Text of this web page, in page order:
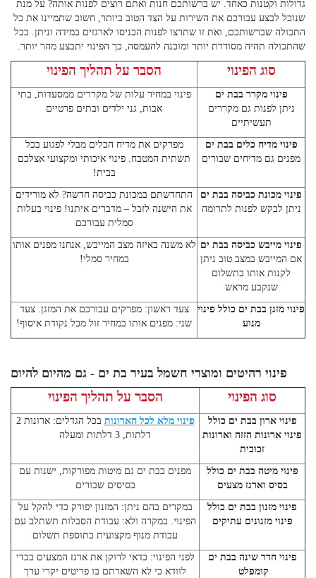
גדולות וקטנות כאחד. יש ברשותכם חנות ואתם רוצים לפנות אותה? על מנת
שנוכל לבצע עבורכם את השירות על הצד הטוב ביותר, חשוב שתמיינו את כל
התכולה שברשותכם, ואת זו שתרצו לפנות הכניסו לארגזים במידה וניתן. ככל
שהתכולה תהיה מסודרת יותר ומוכנה להעמסה, כך הפינוי יתבצע מהר יותר.
סוג הפינוי הסבר על תהליך הפינוי
פינוי מקרר בבת ים
ניתן לפנות גם מקררים
תעשיתיים
פינוי במחיר עלות של מקררים ממסעדות, בתי
אבות, גני ילדים ובתים פרטיים
פינוי מדיח כלים בבת ים
מפנים גם מדיחים שבורים
מפרקים את מדיח הכלים מבלי לפגוע בכל
תשתית המטבח. פינוי איכותי ומקצועי אצלכם
בבית!
פינוי מכונת כביסה בבת ים
ניתן לבקש לפנות לתרומה
התחדשתם במכונת כביסה חדשה? לא מורידים
את הישנה לזבל – מדברים איתנו! פינוי בעלות
סמלית עבורכם
פינוי מייבש כביסה בבת ים
אם המייבש במצב טוב ניתן
לקנות אותו בתשלום
שנקבע מראש
לא משנה באיזה מצב המייבש, אנחנו מפנים אותו
במחיר סמלי!
פינוי מזגן בבת ים כולל פינוי
מנוע
צעד ראשון: מפרקים עבורכם את המזגן. צעד
שני: מפנים אותו במחיר זול מכל נקודת איסוף!
פינוי רהיטים ומוצרי חשמל בעיר בת ים - גם מהיום להיום
סוג הפינוי הסבר על תהליך הפינוי
פינוי ארון בבת ים כולל
פינוי ארונות הזזה וארונות
זכוכית
פינוי מלא לכל הארונות
בכל הגדלים: ארונות 2
דלתות, 3 דלתות ומעלה
פינוי מיטה בבת ים כולל
בסיס וארגז מצעים
מפנים בבת ים גם מיטות מפורקות, ישנות עם
בסיסים שבורים
פינוי מזנון בבת ים כולל
פינוי מזנונים עתיקים
במקרים בהם ניתן: המזנון יפורק כדי להקל על
הפינוי. במקרה ולא: עבודת הסבלות תשתלב עם
עבודת מנוף מקצועית בתוספת תשלום
פינוי חדר שינה בבת ים
קומפלט
לפני הפינוי: כדאי לרוקן את ארגז המצעים בכדי
לוודא כי לא השארתם בו פריטים יקרי ערך